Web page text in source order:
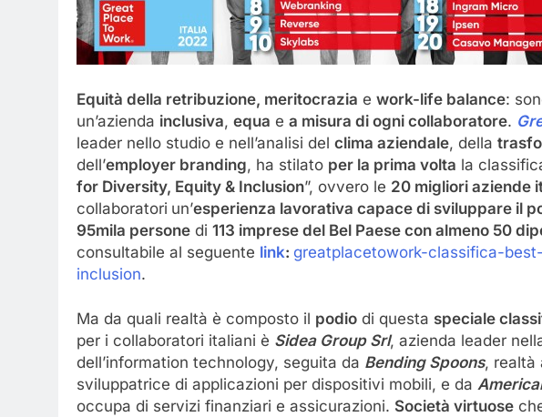
Equità della retribuzione, meritocrazia e work-life balance:
un’azienda inclusiva, equa e a misura di ogni collaboratore.
leader nello studio e nell’analisi del clima aziendale, della
dell’employer branding, ha stilato per la prima volta la
for Diversity, Equity & Inclusion”, ovvero le 20 migliori aziende
collaboratori un’esperienza lavorativa capace di sviluppare il
95mila persone di 113 imprese del Bel Paese con almeno 50
consultabile al seguente link: greatplacetowork-classifica-
inclusion.
Ma da quali realtà è composto il podio di questa speciale
per i collaboratori italiani è Sidea Group Srl, azienda leader
dell’information technology, seguita da Bending Spoons, realtà
sviluppatrice di applicazioni per dispositivi mobili, e da
occupa di servizi finanziari e assicurazioni. Società virtuose